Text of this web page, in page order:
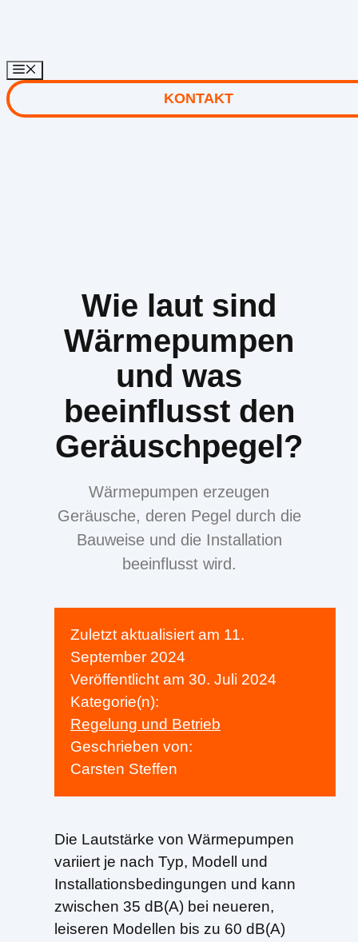
springen
KONTAKT
Wie laut sind
Wärmepumpen
und was
beeinflusst den
Geräuschpegel?
Wärmepumpen erzeugen
Geräusche, deren Pegel durch die
Bauweise und die Installation
beeinflusst wird.
Zuletzt aktualisiert am 11.
September 2024
Veröffentlicht am 30. Juli 2024
Kategorie(n):
Regelung und Betrieb
Geschrieben von:
Carsten Steffen
Die Lautstärke von Wärmepumpen
variiert je nach Typ, Modell und
Installationsbedingungen und kann
zwischen 35 dB(A) bei neueren,
leiseren Modellen bis zu 60 dB(A)